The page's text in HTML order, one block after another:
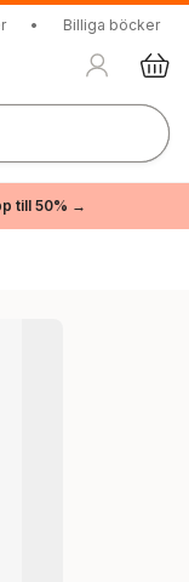
• Billiga böcker
till 50% →